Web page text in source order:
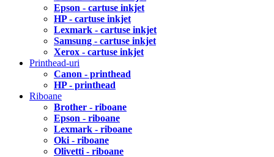
Epson - cartuse inkjet
HP - cartuse inkjet
Lexmark - cartuse inkjet
Samsung - cartuse inkjet
Xerox - cartuse inkjet
Printhead-uri
Canon - printhead
HP - printhead
Riboane
Brother - riboane
Epson - riboane
Lexmark - riboane
Oki - riboane
Olivetti - riboane